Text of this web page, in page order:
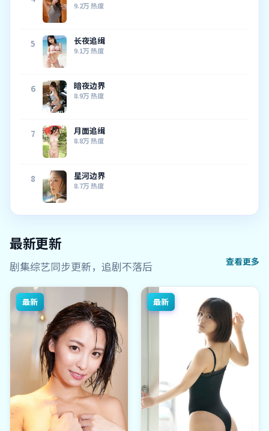
9.2万热度
5 长夜追缉
9.1万热度
6 暗夜边界
8.9万热度
7 月面追缉
8.8万热度
8 星河边界
8.7万热度
最新更新
剧集综艺同步更新，追剧不落后 查看更多
最新 最新